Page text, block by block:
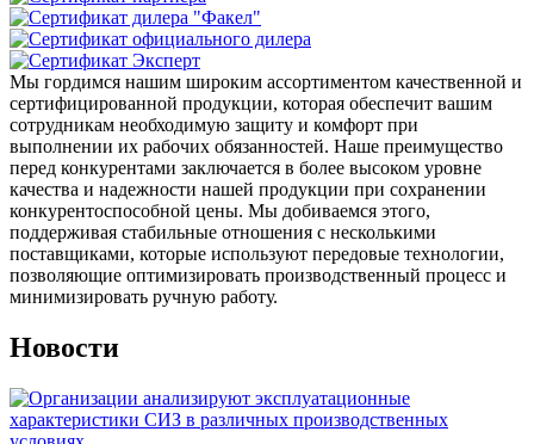
Мы гордимся нашим широким ассортиментом качественной и
сертифицированной продукции, которая обеспечит вашим
сотрудникам необходимую защиту и комфорт при
выполнении их рабочих обязанностей. Наше преимущество
перед конкурентами заключается в более высоком уровне
качества и надежности нашей продукции при сохранении
конкурентоспособной цены. Мы добиваемся этого,
поддерживая стабильные отношения с несколькими
поставщиками, которые используют передовые технологии,
позволяющие оптимизировать производственный процесс и
минимизировать ручную работу.
Новости